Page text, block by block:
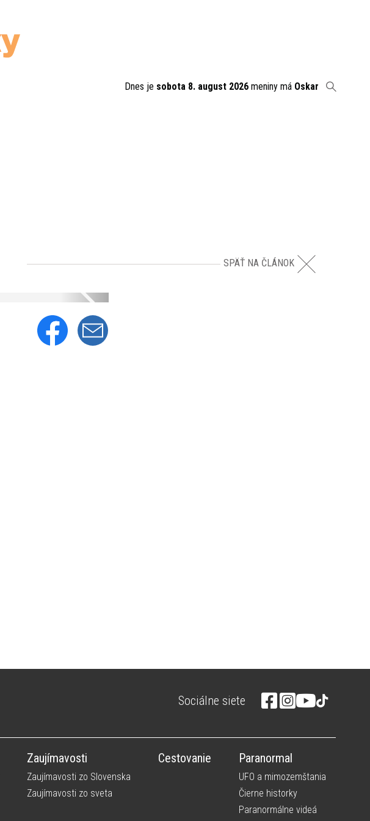
Dnes je sobota 8. august 2026 meniny má Oskar
SPÄŤ NA ČLÁNOK
Sociálne siete
Zaujímavosti
Zaujímavosti zo Slovenska
Zaujímavosti zo sveta
Cestovanie Paranormal
UFO a mimozemštania
Čierne historky
Paranormálne videá